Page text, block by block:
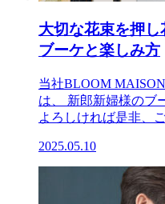
大切な花束を押
ブーケと楽しみ方
当社BLOOM
は、 新郎新婦様のブ
よろしければ是非、
2025.05.10